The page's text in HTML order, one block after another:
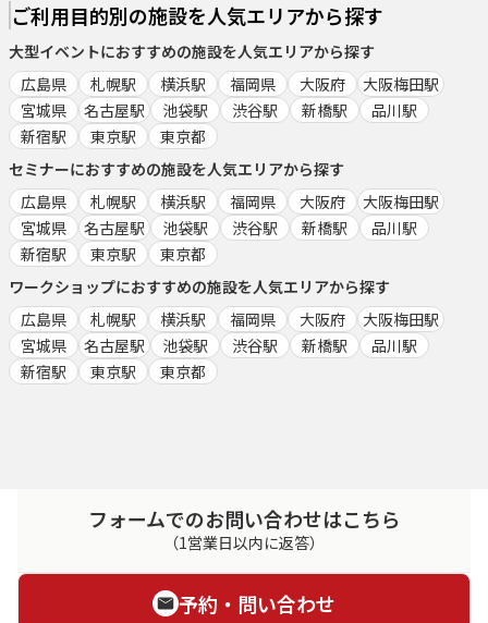
ご利用目的別の施設を人気エリアから探す
大型イベントにおすすめの施設を人気エリアから探す
広島県
札幌駅 横浜駅 福岡県 大阪府
大阪梅田駅
宮城県
名古屋駅 池袋駅 渋谷駅 新橋駅
品川駅
新宿駅
東京駅
東京都
セミナーにおすすめの施設を人気エリアから探す
広島県
札幌駅 横浜駅 福岡県 大阪府
大阪梅田駅
宮城県
名古屋駅 池袋駅 渋谷駅 新橋駅
品川駅
新宿駅
東京駅
東京都
ワークショップにおすすめの施設を人気エリアから探す
広島県
札幌駅 横浜駅 福岡県 大阪府
大阪梅田駅
宮城県
名古屋駅 池袋駅 渋谷駅 新橋駅
品川駅
新宿駅
東京駅 東京都
フォームでのお問い合わせはこちら
（1営業日以内に返答）
予約・問い合わせ